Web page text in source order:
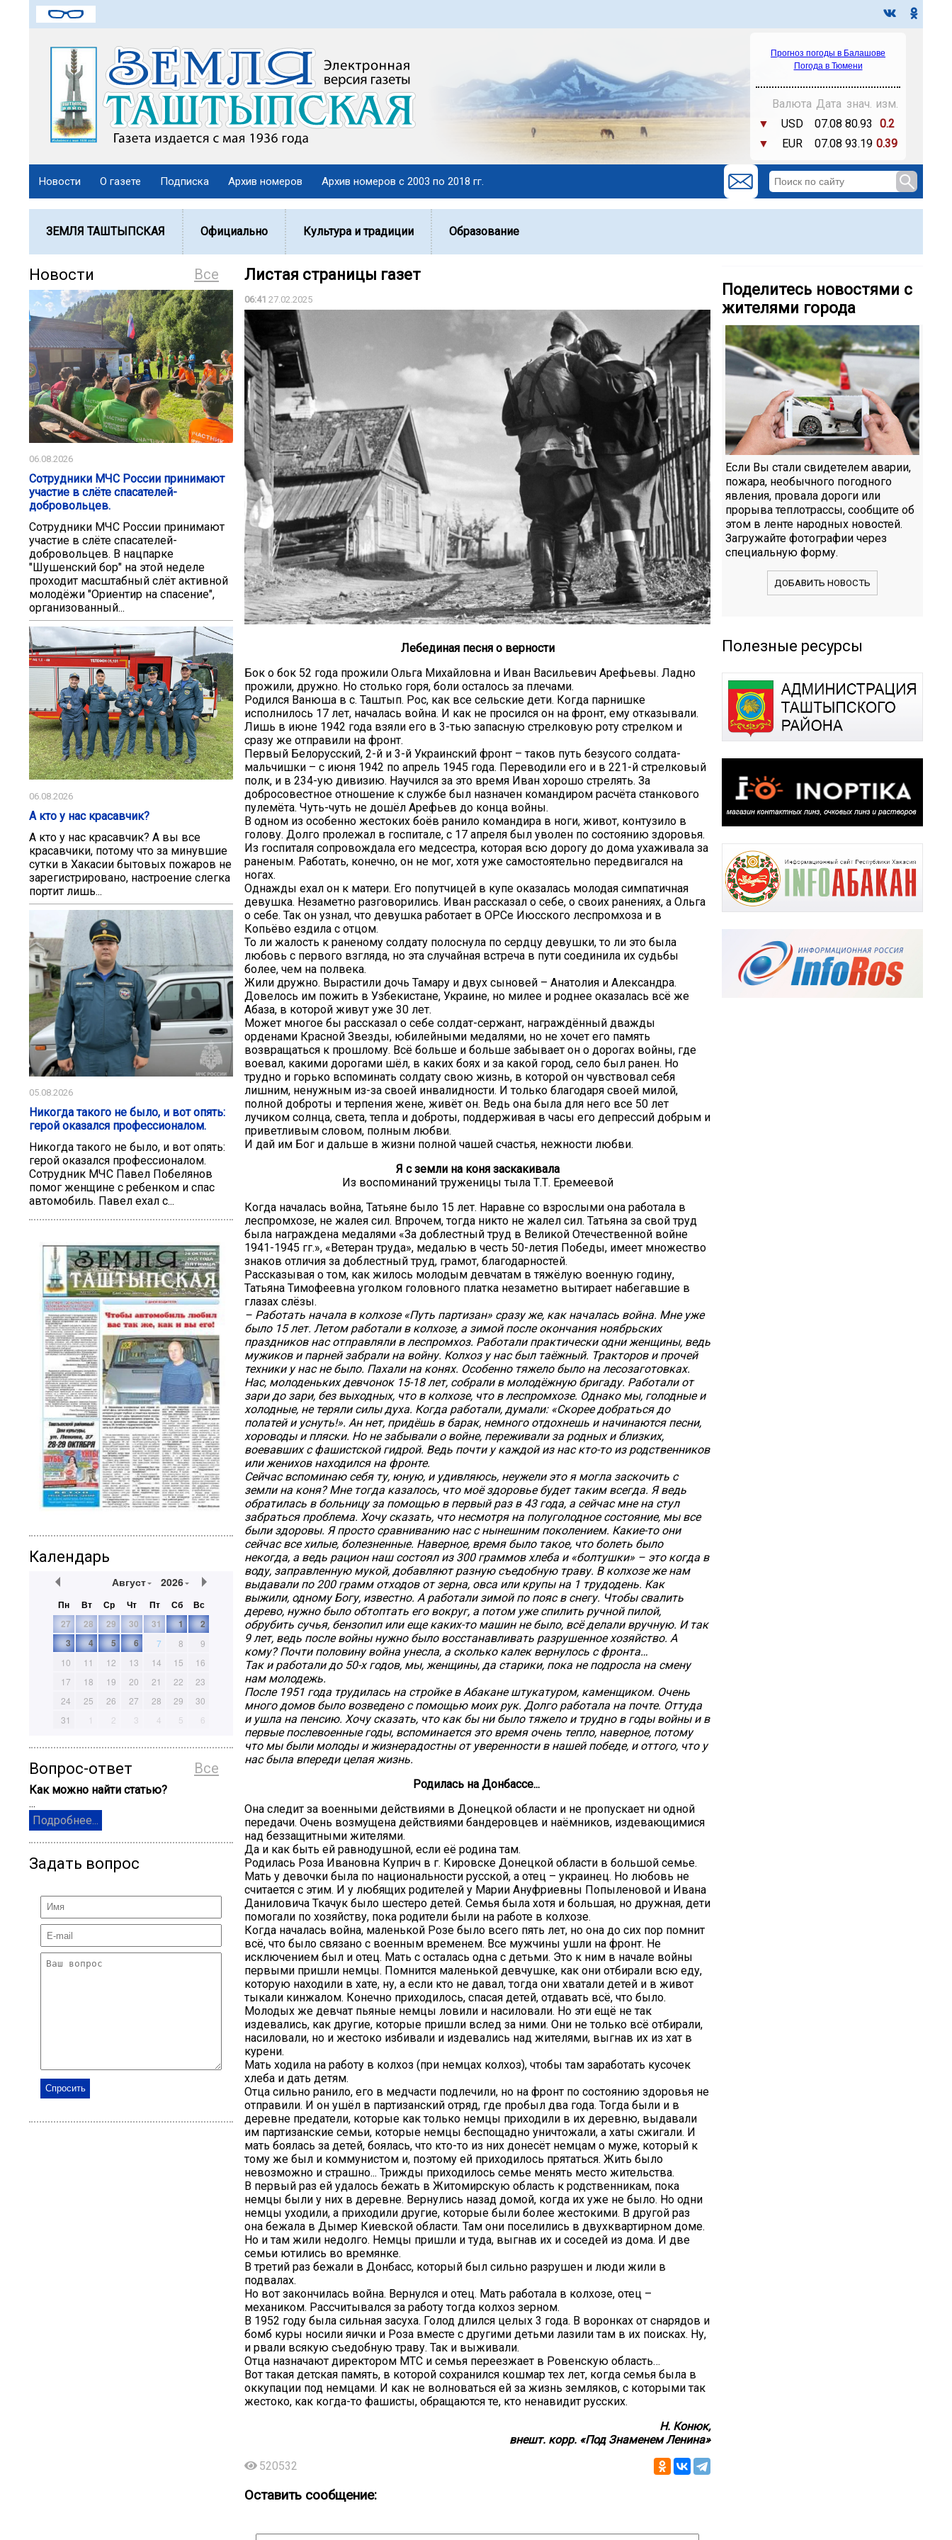
Прогноз погоды в Балашове
Погода в Тюмени
Валюта Дата знач. изм.
▼
USD 07.08 80.93
0.2
▼
EUR 07.08 93.19 0.39
Новости О газете Подписка Архив номеров Архив номеров с 2003 по 2018 гг.
ЗЕМЛЯ ТАШТЫПСКАЯ Официально Культура и традиции Образование
Все
Новости
06.08.2026
Сотрудники МЧС России принимают
участие в слёте спасателей-
добровольцев.
Сотрудники МЧС России принимают
участие в слёте спасателей-
добровольцев. В нацпарке
"Шушенский бор" на этой неделе
проходит масштабный слёт активной
молодёжи "Ориентир на спасение",
организованный...
06.08.2026
А кто у нас красавчик?
А кто у нас красавчик? А вы все
красавчики, потому что за минувшие
сутки в Хакасии бытовых пожаров не
зарегистрировано, настроение слегка
портит лишь...
05.08.2026
Никогда такого не было, и вот опять:
герой оказался профессионалом.
Никогда такого не было, и вот опять:
герой оказался профессионалом.
Сотрудник МЧС Павел Побелянов
помог женщине с ребенком и спас
автомобиль. Павел ехал с...
Календарь
Август 2026
Пн Вт Ср Чт Пт Сб
Вс
27
28 29 30 31 1
2
3
4 5 6 7 8
9
10
11 12 13 14 15
16
17
18 19 20 21 22
23
24
25 26 27 28 29
30
31
1 2 3 4 5 6
Все
Вопрос-ответ
Как можно найти статью?
...
Подробнее...
Задать вопрос
Листая страницы газет
06:41 27.02.2025
Лебединая песня о верности
Бок о бок 52 года прожили Ольга Михайловна и Иван Васильевич Арефьевы. Ладно
прожили, дружно. Но столько горя, боли осталось за плечами.
Родился Ванюша в с. Таштып. Рос, как все сельские дети. Когда парнишке
исполнилось 17 лет, началась война. И как не просился он на фронт, ему отказывали.
Лишь в июне 1942 года взяли его в 3-тью запасную стрелковую роту стрелком и
сразу же отправили на фронт.
Первый Белорусский, 2-й и 3-й Украинский фронт – таков путь безусого солдата-
мальчишки – с июня 1942 по апрель 1945 года. Переводили его и в 221-й стрелковый
полк, и в 234-ую дивизию. Научился за это время Иван хорошо стрелять. За
добросовестное отношение к службе был назначен командиром расчёта станкового
пулемёта. Чуть-чуть не дошёл Арефьев до конца войны.
В одном из особенно жестоких боёв ранило командира в ноги, живот, контузило в
голову. Долго пролежал в госпитале, с 17 апреля был уволен по состоянию здоровья.
Из госпиталя сопровождала его медсестра, которая всю дорогу до дома ухаживала за
раненым. Работать, конечно, он не мог, хотя уже самостоятельно передвигался на
ногах.
Однажды ехал он к матери. Его попутчицей в купе оказалась молодая симпатичная
девушка. Незаметно разговорились. Иван рассказал о себе, о своих ранениях, а Ольга
о себе. Так он узнал, что девушка работает в ОРСе Июсского леспромхоза и в
Копьёво ездила с отцом.
То ли жалость к раненому солдату полоснула по сердцу девушки, то ли это была
любовь с первого взгляда, но эта случайная встреча в пути соединила их судьбы
более, чем на полвека.
Жили дружно. Вырастили дочь Тамару и двух сыновей – Анатолия и Александра.
Довелось им пожить в Узбекистане, Украине, но милее и роднее оказалась всё же
Абаза, в которой живут уже 30 лет.
Может многое бы рассказал о себе солдат-сержант, награждённый дважды
орденами Красной Звезды, юбилейными медалями, но не хочет его память
возвращаться к прошлому. Всё больше и больше забывает он о дорогах войны, где
воевал, какими дорогами шёл, в каких боях и за какой город, село был ранен. Но
трудно и горько вспоминать солдату свою жизнь, в которой он чувствовал себя
лишним, ненужным из-за своей инвалидности. И только благодаря своей милой,
полной доброты и терпения жене, живёт он. Ведь она была для него все 50 лет
лучиком солнца, света, тепла и доброты, поддерживая в часы его депрессий добрым и
приветливым словом, полным любви.
И дай им Бог и дальше в жизни полной чашей счастья, нежности любви.
Я с земли на коня заскакивала
Из воспоминаний труженицы тыла Т.Т. Еремеевой
Когда началась война, Татьяне было 15 лет. Наравне со взрослыми она работала в
леспромхозе, не жалея сил. Впрочем, тогда никто не жалел сил. Татьяна за свой труд
была награждена медалями «За доблестный труд в Великой Отечественной войне
1941-1945 гг.», «Ветеран труда», медалью в честь 50-летия Победы, имеет множество
знаков отличия за доблестный труд, грамот, благодарностей.
Рассказывая о том, как жилось молодым девчатам в тяжёлую военную годину,
Татьяна Тимофеевна уголком головного платка незаметно вытирает набегавшие в
глазах слёзы.
– Работать начала в колхозе «Путь партизан» сразу же, как началась война. Мне уже
было 15 лет. Летом работали в колхозе, а зимой после окончания ноябрьских
праздников нас отправляли в леспромхоз. Работали практически одни женщины, ведь
мужиков и парней забрали на войну. Колхоз у нас был таёжный. Тракторов и прочей
техники у нас не было. Пахали на конях. Особенно тяжело было на лесозаготовках.
Нас, молоденьких девчонок 15-18 лет, собрали в молодёжную бригаду. Работали от
зари до зари, без выходных, что в колхозе, что в леспромхозе. Однако мы, голодные и
холодные, не теряли силы духа. Когда работали, думали: «Скорее добраться до
полатей и уснуть!». Ан нет, придёшь в барак, немного отдохнешь и начинаются песни,
хороводы и пляски. Но не забывали о войне, переживали за родных и близких,
воевавших с фашистской гидрой. Ведь почти у каждой из нас кто-то из родственников
или женихов находился на фронте.
Сейчас вспоминаю себя ту, юную, и удивляюсь, неужели это я могла заскочить с
земли на коня? Мне тогда казалось, что моё здоровье будет таким всегда. Я ведь
обратилась в больницу за помощью в первый раз в 43 года, а сейчас мне на стул
забраться проблема. Хочу сказать, что несмотря на полуголодное состояние, мы все
были здоровы. Я просто сравниванию нас с нынешним поколением. Какие-то они
сейчас все хилые, болезненные. Наверное, время было такое, что болеть было
некогда, а ведь рацион наш состоял из 300 граммов хлеба и «болтушки» – это когда в
воду, заправленную мукой, добавляют разную съедобную траву. В колхозе же нам
выдавали по 200 грамм отходов от зерна, овса или крупы на 1 трудодень. Как
выжили, одному Богу, известно. А работали зимой по пояс в снегу. Чтобы свалить
дерево, нужно было обтоптать его вокруг, а потом уже спилить ручной пилой,
обрубить сучья, бензопил или еще каких-то машин не было, всё делали вручную. И так
9 лет, ведь после войны нужно было восстанавливать разрушенное хозяйство. А
кому? Почти половину война унесла, а сколько калек вернулось с фронта…
Так и работали до 50-х годов, мы, женщины, да старики, пока не подросла на смену
нам молодежь.
После 1951 года трудилась на стройке в Абакане штукатуром, каменщиком. Очень
много домов было возведено с помощью моих рук. Долго работала на почте. Оттуда
и ушла на пенсию. Хочу сказать, что как бы ни было тяжело и трудно в годы войны и в
первые послевоенные годы, вспоминается это время очень тепло, наверное, потому
что мы были молоды и жизнерадостны от уверенности в нашей победе, и оттого, что у
нас была впереди целая жизнь.
Родилась на Донбассе...
Она следит за военными действиями в Донецкой области и не пропускает ни одной
передачи. Очень возмущена действиями бандеровцев и наёмников, издевающимися
над беззащитными жителями.
Да и как быть ей равнодушной, если её родина там.
Родилась Роза Ивановна Куприч в г. Кировске Донецкой области в большой семье.
Мать у девочки была по национальности русской, а отец – украинец. Но любовь не
считается с этим. И у любящих родителей у Марии Ануфриевны Попыленовой и Ивана
Даниловича Ткачук было шестеро детей. Семья была хотя и большая, но дружная, дети
помогали по хозяйству, пока родители были на работе в колхозе.
Когда началась война, маленькой Розе было всего пять лет, но она до сих пор помнит
всё, что было связано с военным временем. Все мужчины ушли на фронт. Не
исключением был и отец. Мать с осталась одна с детьми. Это к ним в начале войны
первыми пришли немцы. Помнится маленькой девчушке, как они отбирали всю еду,
которую находили в хате, ну, а если кто не давал, тогда они хватали детей и в живот
тыкали кинжалом. Конечно приходилось, спасая детей, отдавать всё, что было.
Молодых же девчат пьяные немцы ловили и насиловали. Но эти ещё не так
издевались, как другие, которые пришли вслед за ними. Они не только всё отбирали,
насиловали, но и жестоко избивали и издевались над жителями, выгнав их из хат в
курени.
Мать ходила на работу в колхоз (при немцах колхоз), чтобы там заработать кусочек
хлеба и дать детям.
Отца сильно ранило, его в медчасти подлечили, но на фронт по состоянию здоровья не
отправили. И он ушёл в партизанский отряд, где пробыл два года. Тогда были и в
деревне предатели, которые как только немцы приходили в их деревню, выдавали
им партизанские семьи, которые немцы беспощадно уничтожали, а хаты сжигали. И
мать боялась за детей, боялась, что кто-то из них донесёт немцам о муже, который к
тому же был и коммунистом и, поэтому ей приходилось прятаться. Жить было
невозможно и страшно... Трижды приходилось семье менять место жительства.
В первый раз ей удалось бежать в Житомирскую область к родственникам, пока
немцы были у них в деревне. Вернулись назад домой, когда их уже не было. Но одни
немцы уходили, а приходили другие, которые были более жестокими. В другой раз
она бежала в Дымер Киевской области. Там они поселились в двухквартирном доме.
Но и там жили недолго. Немцы пришли и туда, выгнав их и соседей из дома. И две
семьи ютились во времянке.
В третий раз бежали в Донбасс, который был сильно разрушен и люди жили в
подвалах.
Но вот закончилась война. Вернулся и отец. Мать работала в колхозе, отец –
механиком. Рассчитывался за работу тогда колхоз зерном.
В 1952 году была сильная засуха. Голод длился целых 3 года. В воронках от снарядов и
бомб куры носили яички и Роза вместе с другими детьми лазили там в их поисках. Ну,
и рвали всякую съедобную траву. Так и выживали.
Отца назначают директором МТС и семья переезжает в Ровенскую область…
Вот такая детская память, в которой сохранился кошмар тех лет, когда семья была в
оккупации под немцами. И как не волноваться ей за жизнь земляков, с которыми так
жестоко, как когда-то фашисты, обращаются те, кто ненавидит русских.
Н. Конюк,
внешт. корр. «Под Знаменем Ленина»
520532
Оставить сообщение:
Поделитесь новостями с
жителями города
Если Вы стали свидетелем аварии,
пожара, необычного погодного
явления, провала дороги или
прорыва теплотрассы, сообщите об
этом в ленте народных новостей.
Загружайте фотографии через
специальную форму.
ДОБАВИТЬ НОВОСТЬ
Полезные ресурсы